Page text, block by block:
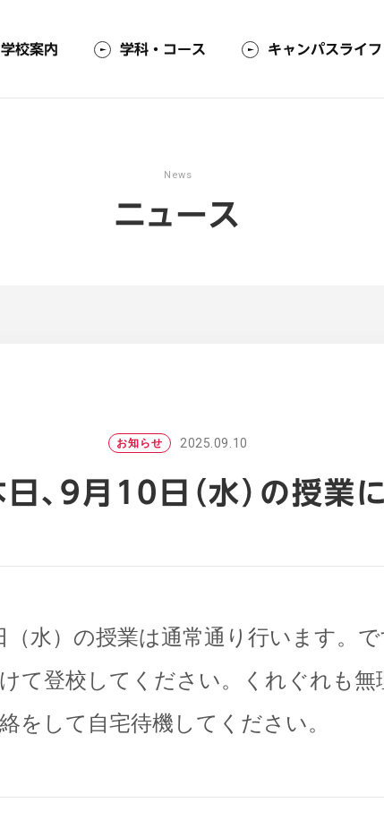
学校案内 学科・コース キャンパスライフ
News
ニュース
お知らせ 2025.09.10
日、9月10日（水）の授業
（水）の授業は通常通り行います。
て登校してください。くれぐれも無
をして自宅待機してください。